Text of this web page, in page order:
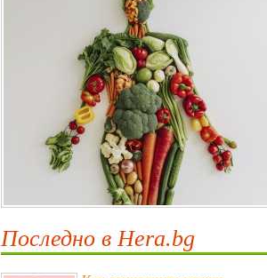
Последно в Hera.bg